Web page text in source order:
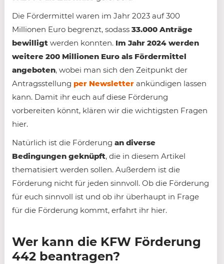
Die Fördermittel waren im Jahr 2023 auf 300
Millionen Euro begrenzt, sodass 33.000 Anträge
bewilligt werden konnten. Im Jahr 2024 werden
weitere 200 Millionen Euro als Fördermittel
angeboten, wobei man sich den Zeitpunkt der
Antragsstellung per Newsletter ankündigen lassen
kann. Damit ihr euch auf diese Förderung
vorbereiten könnt, klären wir die wichtigsten Fragen
hier.
Natürlich ist die Förderung an diverse
Bedingungen geknüpft, die in diesem Artikel
thematisiert werden sollen. Außerdem ist die
Förderung nicht für jeden sinnvoll. Ob die Förderung
für euch sinnvoll ist und ob ihr überhaupt in Frage
für die Förderung kommt, erfahrt ihr hier.
Wer kann die KFW Förderung
442 beantragen?